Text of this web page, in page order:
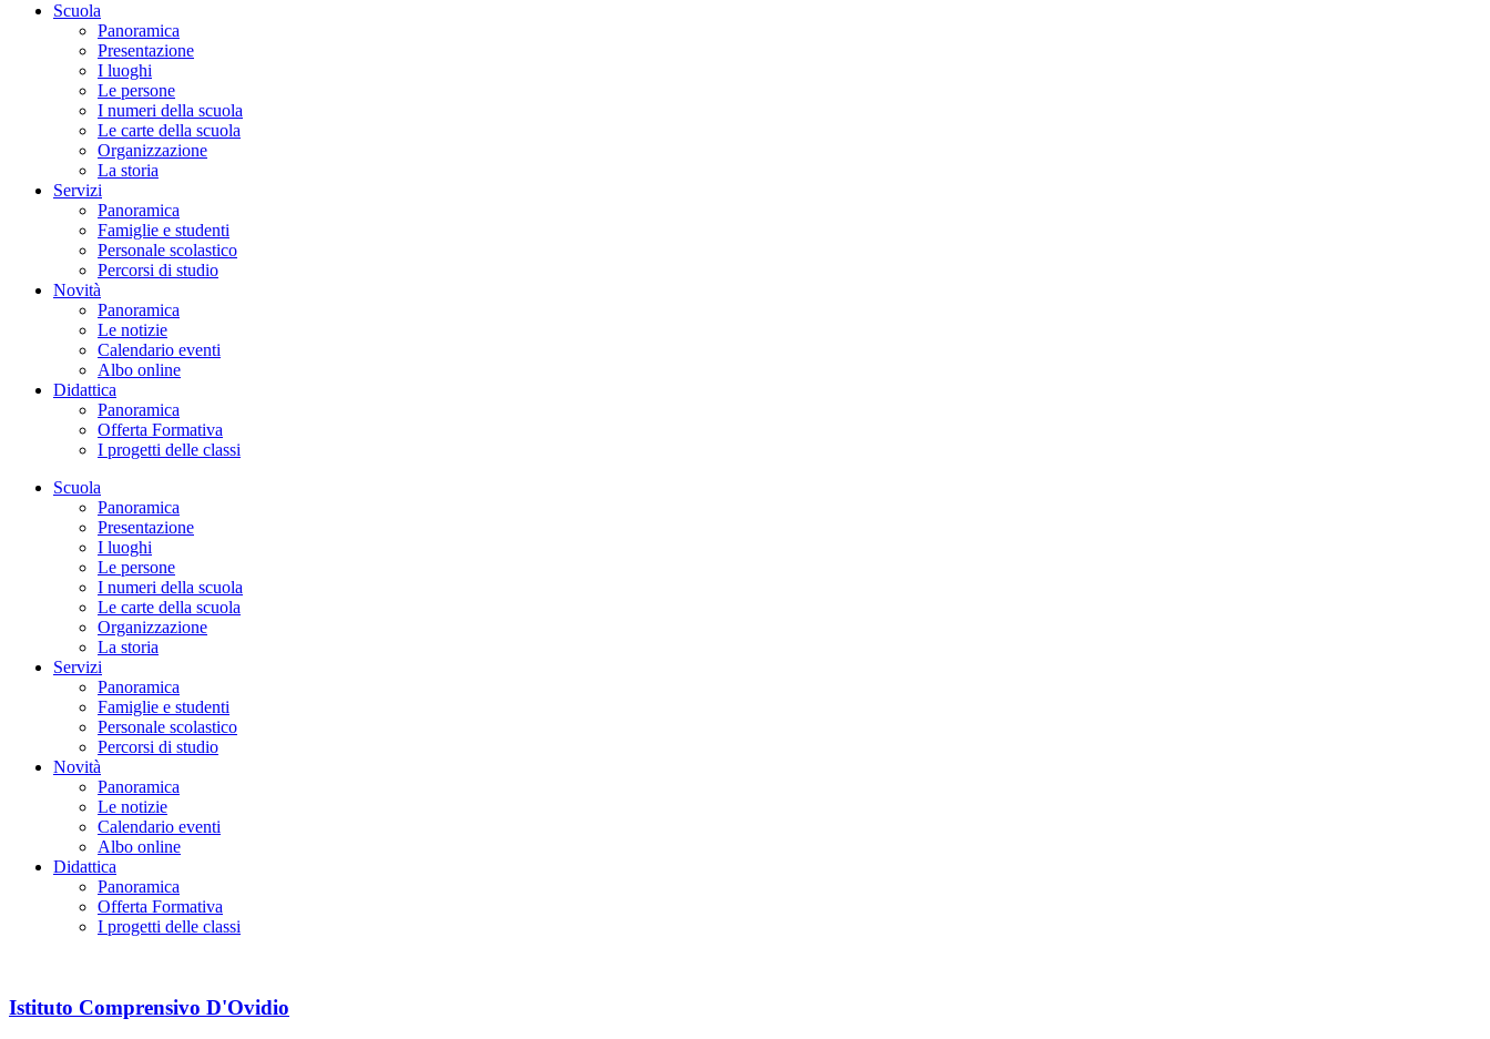
Scuola
Panoramica
Presentazione
I luoghi
Le persone
I numeri della scuola
Le carte della scuola
Organizzazione
La storia
Servizi
Panoramica
Famiglie e studenti
Personale scolastico
Percorsi di studio
Novità
Panoramica
Le notizie
Calendario eventi
Albo online
Didattica
Panoramica
Offerta Formativa
I progetti delle classi
Scuola
Panoramica
Presentazione
I luoghi
Le persone
I numeri della scuola
Le carte della scuola
Organizzazione
La storia
Servizi
Panoramica
Famiglie e studenti
Personale scolastico
Percorsi di studio
Novità
Panoramica
Le notizie
Calendario eventi
Albo online
Didattica
Panoramica
Offerta Formativa
I progetti delle classi
Istituto Comprensivo D'Ovidio